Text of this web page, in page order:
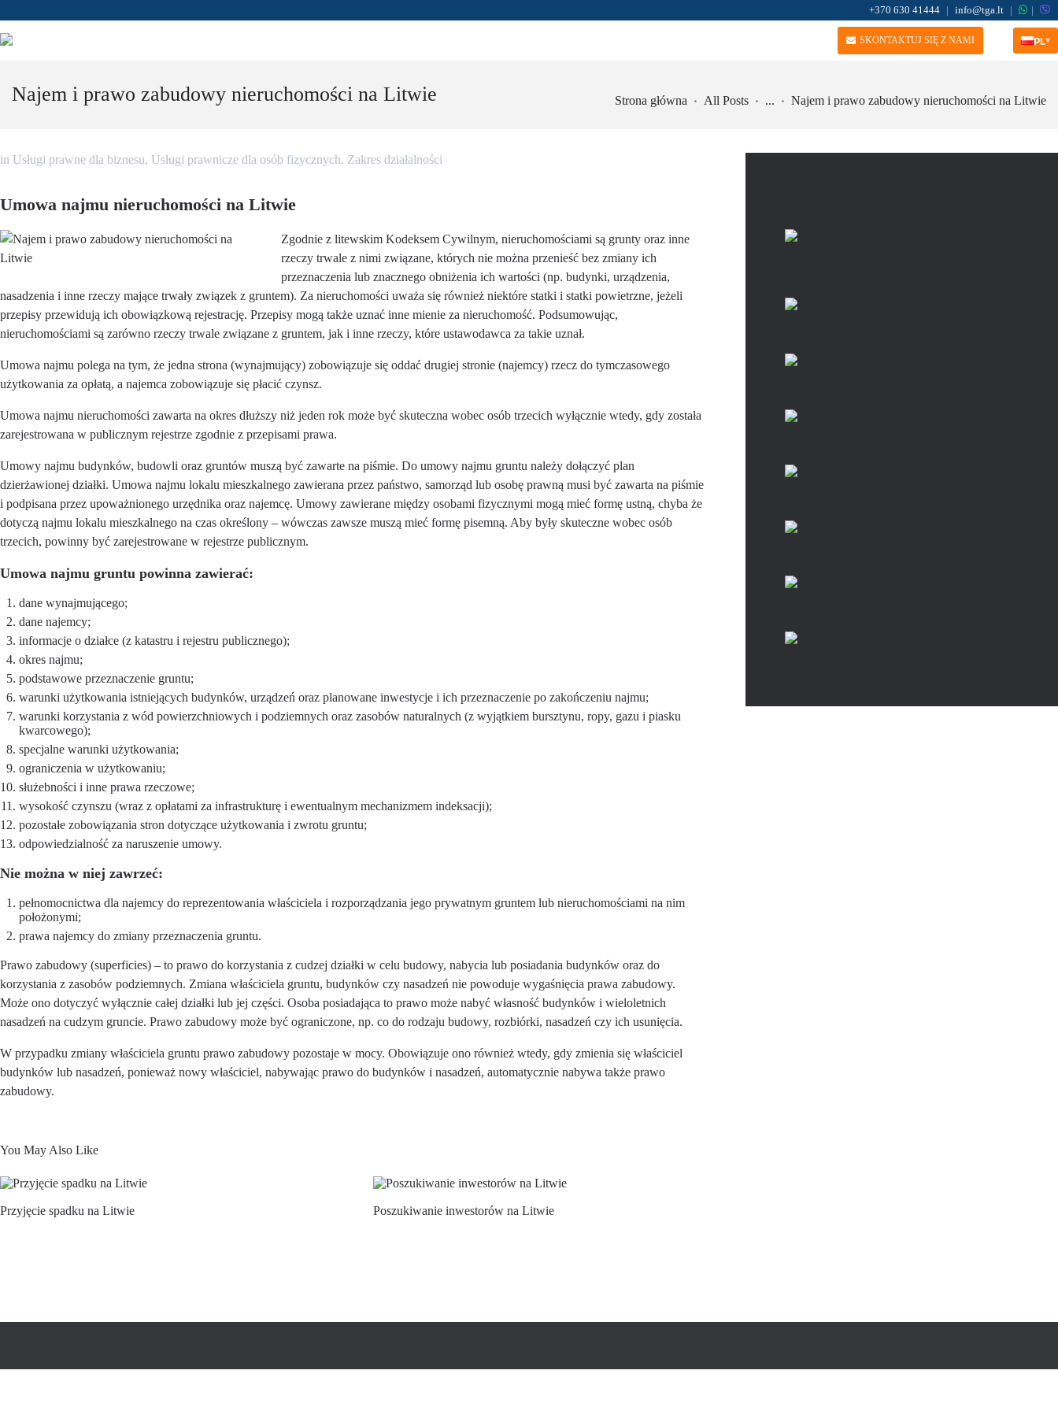
+370 630 41444 | info@tga.lt | |
SKONTAKTUJ SIĘ Z NAMI PL▾
Najem i prawo zabudowy nieruchomości na Litwie Strona główna All Posts ... Najem i prawo zabudowy nieruchomości na Litwie
in Usługi prawne dla biznesu, Usługi prawnicze dla osób fizycznych, Zakres działalności
Umowa najmu nieruchomości na Litwie
Zgodnie z litewskim Kodeksem Cywilnym, nieruchomościami są grunty oraz inne
rzeczy trwale z nimi związane, których nie można przenieść bez zmiany ich
przeznaczenia lub znacznego obniżenia ich wartości (np. budynki, urządzenia,
nasadzenia i inne rzeczy mające trwały związek z gruntem). Za nieruchomości uważa się również niektóre statki i statki powietrzne, jeżeli
przepisy przewidują ich obowiązkową rejestrację. Przepisy mogą także uznać inne mienie za nieruchomość. Podsumowując,
nieruchomościami są zarówno rzeczy trwale związane z gruntem, jak i inne rzeczy, które ustawodawca za takie uznał.
Umowa najmu polega na tym, że jedna strona (wynajmujący) zobowiązuje się oddać drugiej stronie (najemcy) rzecz do tymczasowego
użytkowania za opłatą, a najemca zobowiązuje się płacić czynsz.
Umowa najmu nieruchomości zawarta na okres dłuższy niż jeden rok może być skuteczna wobec osób trzecich wyłącznie wtedy, gdy została
zarejestrowana w publicznym rejestrze zgodnie z przepisami prawa.
Umowy najmu budynków, budowli oraz gruntów muszą być zawarte na piśmie. Do umowy najmu gruntu należy dołączyć plan
dzierżawionej działki. Umowa najmu lokalu mieszkalnego zawierana przez państwo, samorząd lub osobę prawną musi być zawarta na piśmie
i podpisana przez upoważnionego urzędnika oraz najemcę. Umowy zawierane między osobami fizycznymi mogą mieć formę ustną, chyba że
dotyczą najmu lokalu mieszkalnego na czas określony – wówczas zawsze muszą mieć formę pisemną. Aby były skuteczne wobec osób
trzecich, powinny być zarejestrowane w rejestrze publicznym.
Umowa najmu gruntu powinna zawierać:
dane wynajmującego;
dane najemcy;
informacje o działce (z katastru i rejestru publicznego);
okres najmu;
podstawowe przeznaczenie gruntu;
warunki użytkowania istniejących budynków, urządzeń oraz planowane inwestycje i ich przeznaczenie po zakończeniu najmu;
warunki korzystania z wód powierzchniowych i podziemnych oraz zasobów naturalnych (z wyjątkiem bursztynu, ropy, gazu i piasku
kwarcowego);
specjalne warunki użytkowania;
ograniczenia w użytkowaniu;
służebności i inne prawa rzeczowe;
wysokość czynszu (wraz z opłatami za infrastrukturę i ewentualnym mechanizmem indeksacji);
pozostałe zobowiązania stron dotyczące użytkowania i zwrotu gruntu;
odpowiedzialność za naruszenie umowy.
Nie można w niej zawrzeć:
pełnomocnictwa dla najemcy do reprezentowania właściciela i rozporządzania jego prywatnym gruntem lub nieruchomościami na nim
położonymi;
prawa najemcy do zmiany przeznaczenia gruntu.
Prawo zabudowy (superficies) – to prawo do korzystania z cudzej działki w celu budowy, nabycia lub posiadania budynków oraz do
korzystania z zasobów podziemnych. Zmiana właściciela gruntu, budynków czy nasadzeń nie powoduje wygaśnięcia prawa zabudowy.
Może ono dotyczyć wyłącznie całej działki lub jej części. Osoba posiadająca to prawo może nabyć własność budynków i wieloletnich
nasadzeń na cudzym gruncie. Prawo zabudowy może być ograniczone, np. co do rodzaju budowy, rozbiórki, nasadzeń czy ich usunięcia.
W przypadku zmiany właściciela gruntu prawo zabudowy pozostaje w mocy. Obowiązuje ono również wtedy, gdy zmienia się właściciel
budynków lub nasadzeń, ponieważ nowy właściciel, nabywając prawo do budynków i nasadzeń, automatycznie nabywa także prawo
zabudowy.
You May Also Like
Przyjęcie spadku na Litwie Poszukiwanie inwestorów na Litwie